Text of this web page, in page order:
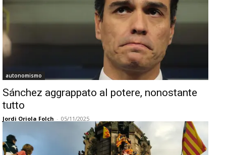
autonomismo
Sánchez aggrappato al potere, nonostante
tutto
Jordi Oriola Folch - 05/11/2025